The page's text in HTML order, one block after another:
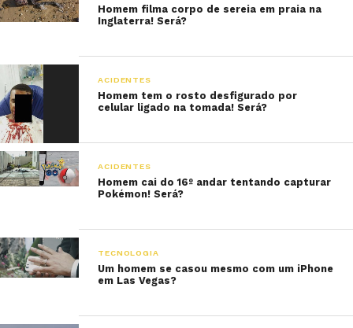
Homem filma corpo de sereia em praia na
Inglaterra! Será?
ACIDENTES
Homem tem o rosto desfigurado por
celular ligado na tomada! Será?
ACIDENTES
Homem cai do 16º andar tentando capturar
Pokémon! Será?
TECNOLOGIA
Um homem se casou mesmo com um iPhone
em Las Vegas?